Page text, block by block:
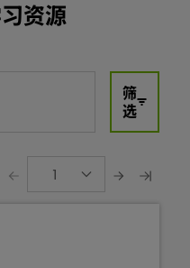
资源
筛
选
1